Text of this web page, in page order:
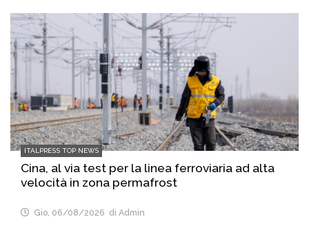
ITALPRESS TOP NEWS
Cina, al via test per la linea ferroviaria ad alta
velocità in zona permafrost
Gio, 06/08/2026 di Admin